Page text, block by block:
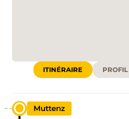
ITINÉRAIRE
Muttenz